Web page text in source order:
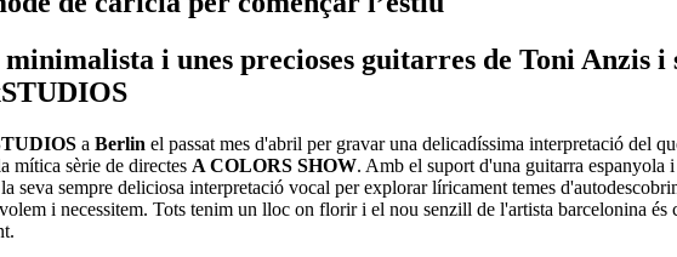
i unes precioses guitarres de Toni Anzis
a Berlin el passat mes d'abril per gravar una delicadíssima interpretació del
mítica sèrie de directes A COLORS SHOW. Amb el suport d'una guitarra espanyola
seva sempre deliciosa interpretació vocal per explorar líricament temes
i necessitem. Tots tenim un lloc on florir i el nou senzill de l'artista barcelonina és